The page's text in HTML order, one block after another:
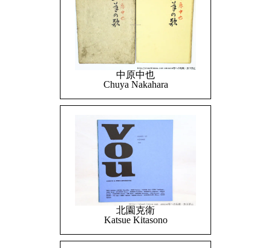
中原中也
Chuya Nakahara
北園克衛
Katsue Kitasono